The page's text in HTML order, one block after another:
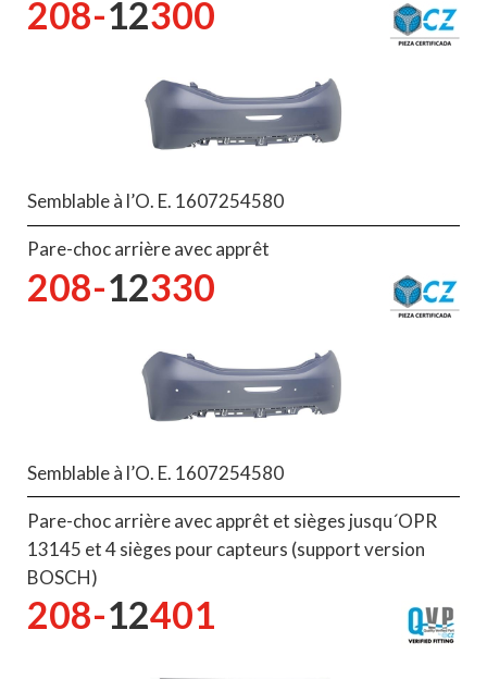
208-12300
Semblable à l’O. E. 1607254580
Pare-choc arrière avec apprêt
208-12330
Semblable à l’O. E. 1607254580
Pare-choc arrière avec apprêt et sièges jusqu´OPR
13145 et 4 sièges pour capteurs (support version
BOSCH)
208-12401